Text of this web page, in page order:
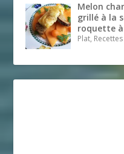
Melon
grillé à la
roquette à
Plat, Recettes